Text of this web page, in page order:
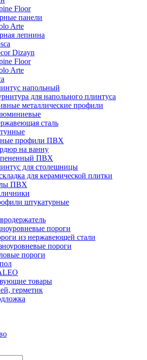
Floor
панели
Arte
лепнина
Dizayn
Floor
Arte
напольный
для напольного плинтуса
металлические профили
сталь
профили ПВХ
на ванну
ПВХ
для столешницы
для керамической плитки
ПВХ
штукатурные
пороги
из нержавеющей стали
пороги
пороги
товары
герметик